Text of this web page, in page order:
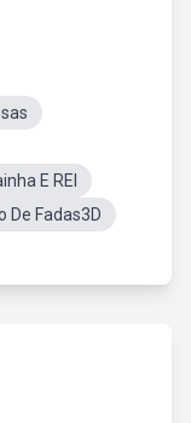
E REI
De Fadas3D